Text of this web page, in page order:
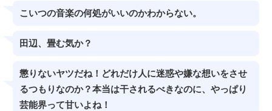
こいつの音楽の何処がいいのかわからない。
田辺、畳む気か？
懲りないヤツだね！どれだけ人に迷惑や嫌な想いをさせ
るつもりなのか？本当は干されるべきなのに、やっぱり
芸能界って甘いよね！